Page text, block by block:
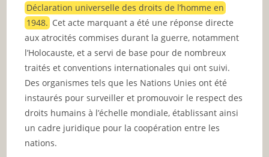
Déclaration universelle des droits de l’homme en
1948. Cet acte marquant a été une réponse directe
aux atrocités commises durant la guerre, notamment
l’Holocauste, et a servi de base pour de nombreux
traités et conventions internationales qui ont suivi.
Des organismes tels que les Nations Unies ont été
instaurés pour surveiller et promouvoir le respect des
droits humains à l’échelle mondiale, établissant ainsi
un cadre juridique pour la coopération entre les
nations.